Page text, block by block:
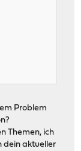
Problem
Themen, ich
dein aktueller